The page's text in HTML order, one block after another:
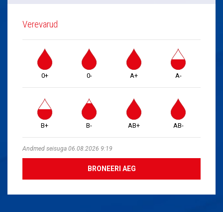
Verevarud
0+ 0- A+ A-
B+ B- AB+ AB-
Andmed seisuga 06.08.2026 9:19
BRONEERI AEG